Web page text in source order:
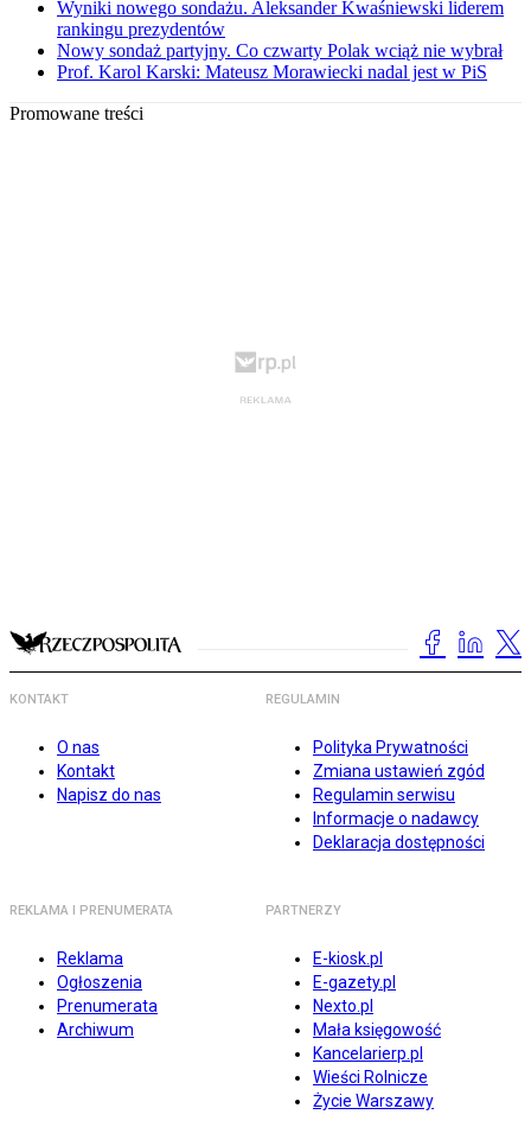
Wyniki nowego sondażu. Aleksander Kwaśniewski liderem
rankingu prezydentów
Nowy sondaż partyjny. Co czwarty Polak wciąż nie wybrał
Prof. Karol Karski: Mateusz Morawiecki nadal jest w PiS
Promowane treści
KONTAKT
O nas
Kontakt
Napisz do nas
REGULAMIN
Polityka Prywatności
Zmiana ustawień zgód
Regulamin serwisu
Informacje o nadawcy
Deklaracja dostępności
REKLAMA I PRENUMERATA
Reklama
Ogłoszenia
Prenumerata
Archiwum
PARTNERZY
E-kiosk.pl
E-gazety.pl
Nexto.pl
Mała księgowość
Kancelarierp.pl
Wieści Rolnicze
Życie Warszawy